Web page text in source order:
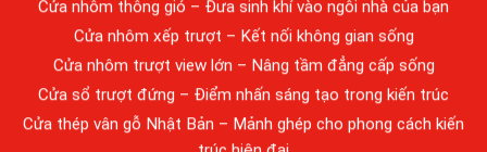
Cửa nhôm xếp trượt – Kết nối không gian sống
Cửa nhôm trượt view lớn – Nâng tầm đẳng cấp sống
Cửa sổ trượt đứng – Điểm nhấn sáng tạo trong kiến trúc
Cửa thép vân gỗ Nhật Bản – Mảnh ghép cho phong cách kiến
trúc hiện đại